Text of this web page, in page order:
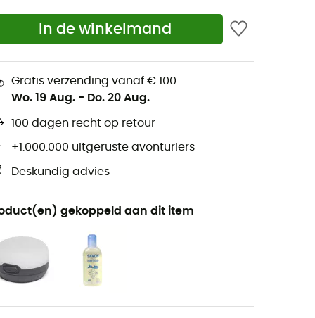
In de winkelmand
Gratis verzending vanaf € 100
Wo. 19 Aug. - Do. 20 Aug.
100 dagen recht op retour
+1.000.000 uitgeruste avonturiers
Deskundig advies
gekoppeld aan dit item